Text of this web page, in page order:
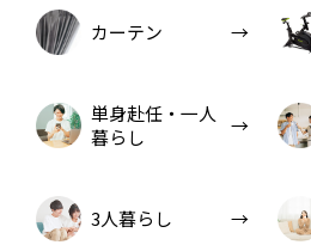
カーテン
単身赴任・一人
暮らし
3人暮らし